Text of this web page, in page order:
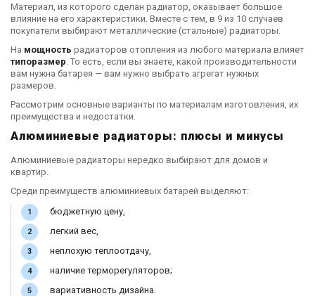
Материал, из которого сделан радиатор, оказывает большое
влияние на его характеристики. Вместе с тем, в 9 из 10 случаев
покупатели выбирают металлические (стальные) радиаторы.
На мощность радиаторов отопления из любого материала влияет
типоразмер . То есть, если вы знаете, какой производительности
вам нужна батарея — вам нужно выбрать агрегат нужных
размеров.
Рассмотрим основные варианты по материалам изготовления, их
преимущества и недостатки.
Алюминиевые радиаторы: плюсы и минусы
Алюминиевые радиаторы нередко выбирают для домов и
квартир.
Среди преимуществ алюминиевых батарей выделяют:
бюджетную цену,
легкий вес,
неплохую теплоотдачу,
наличие терморегуляторов;
вариативность дизайна.